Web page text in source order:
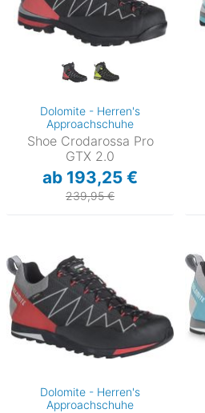
Dolomite - Herren's
Approachschuhe
Shoe Crodarossa Pro
GTX 2.0
ab 193,25 €
239,95 €
Dolomite - Herren's
Approachschuhe